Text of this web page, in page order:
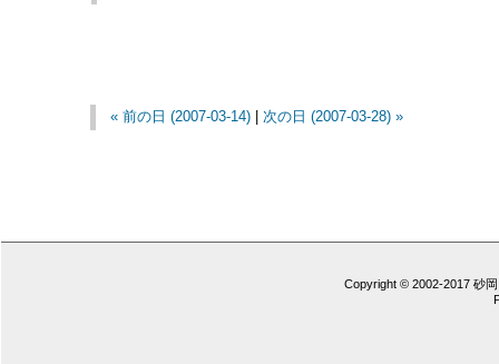
« 前の日 (2007-03-14) |次の日 (2007-03-28) »
Copyright © 2002-2017 砂